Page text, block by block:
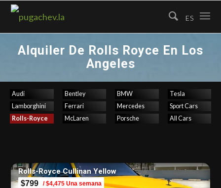
Alquiler De Rolls Royce En Los
Angeles
Audi
Lamborghini
Rolls-Royce
Bentley
Ferrari
McLaren
BMW
Mercedes
Porsche
Tesla
Sport Cars
All Cars
Rolls-Royce Cullinan Yellow
$799 / $4,475 Una semana
ES